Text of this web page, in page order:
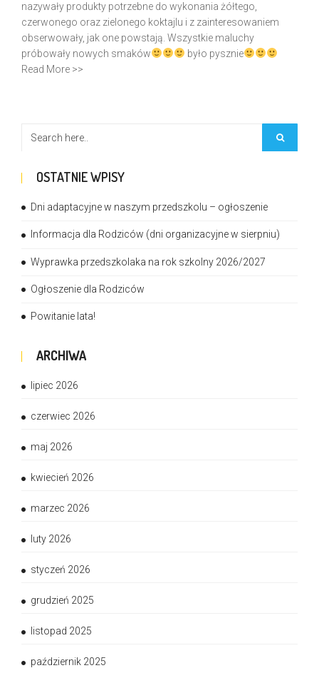
nazywały produkty potrzebne do wykonania żółtego,
czerwonego oraz zielonego koktajlu i z zainteresowaniem
obserwowały, jak one powstają. Wszystkie maluchy
próbowały nowych smaków
było pysznie
Read More >>
OSTATNIE WPISY
Dni adaptacyjne w naszym przedszkolu – ogłoszenie
Informacja dla Rodziców (dni organizacyjne w sierpniu)
Wyprawka przedszkolaka na rok szkolny 2026/2027
Ogłoszenie dla Rodziców
Powitanie lata!
ARCHIWA
lipiec 2026
czerwiec 2026
maj 2026
kwiecień 2026
marzec 2026
luty 2026
styczeń 2026
grudzień 2025
listopad 2025
październik 2025